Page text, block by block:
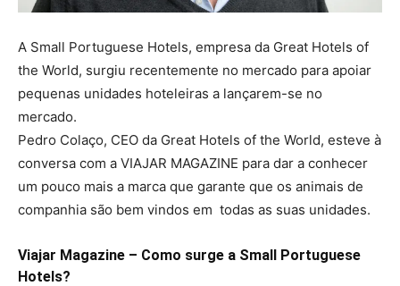
A Small Portuguese Hotels, empresa da Great Hotels of
the World, surgiu recentemente no mercado para apoiar
pequenas unidades hoteleiras a lançarem-se no
mercado.
Pedro Colaço, CEO da Great Hotels of the World, esteve à
conversa com a VIAJAR MAGAZINE para dar a conhecer
um pouco mais a marca que garante que os animais de
companhia são bem vindos em todas as suas unidades.
Viajar Magazine – Como surge a Small Portuguese
Hotels?